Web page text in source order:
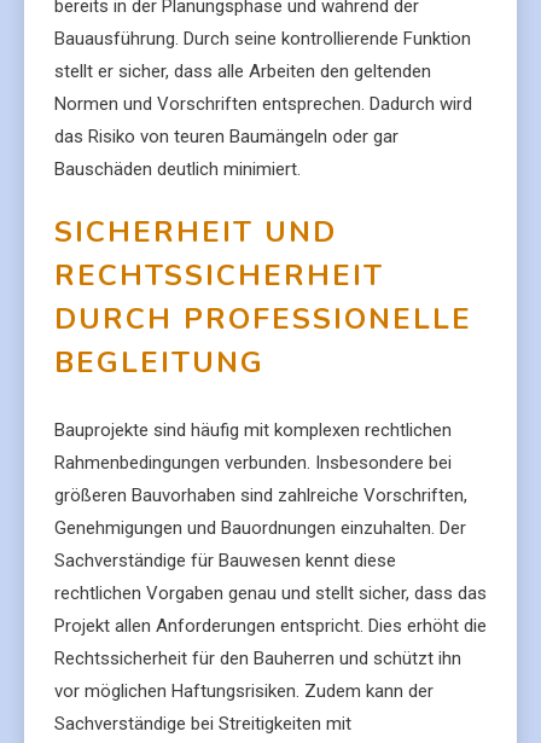
bereits in der Planungsphase und während der
Bauausführung. Durch seine kontrollierende Funktion
stellt er sicher, dass alle Arbeiten den geltenden
Normen und Vorschriften entsprechen. Dadurch wird
das Risiko von teuren Baumängeln oder gar
Bauschäden deutlich minimiert.
SICHERHEIT UND
RECHTSSICHERHEIT
DURCH PROFESSIONELLE
BEGLEITUNG
Bauprojekte sind häufig mit komplexen rechtlichen
Rahmenbedingungen verbunden. Insbesondere bei
größeren Bauvorhaben sind zahlreiche Vorschriften,
Genehmigungen und Bauordnungen einzuhalten. Der
Sachverständige für Bauwesen kennt diese
rechtlichen Vorgaben genau und stellt sicher, dass das
Projekt allen Anforderungen entspricht. Dies erhöht die
Rechtssicherheit für den Bauherren und schützt ihn
vor möglichen Haftungsrisiken. Zudem kann der
Sachverständige bei Streitigkeiten mit